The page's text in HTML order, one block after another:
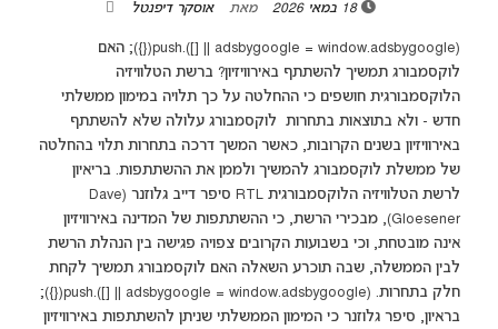
18 במאי 2026 מאת אוסקר דיפנטל
(adsbygoogle = window.adsbygoogle || []).push({}); האם
לוקסמבורג תמשיך להשתתף באירוויזיון? ברשת הטלוויזיה
הלוקסמבורגית חושפים כי ההחלטה על כך תלויה במימון ממשלתי
חדש - ולא בתוצאות בתחרות לוקסמבורג עלולה שלא להשתתף
באירוויזיון בשנים הקרובות, כאשר המשך דרכה בתחרות תלוי בהחלטה
של ממשלת לוקסמבורג להמשיך ולממן את ההשתתפות. בריאיון
לרשת הטלוויזיה הלוקסמבורגית RTL סיפר דייב גלוזנר (Dave
Gloesener), מבכירי הרשת, כי ההשתתפות של המדינה באירוויזיון
אינה מובטחת, וכי בשבועות הקרובים צפויה פגישה בין הנהלת הרשת
לבין הממשלה, שבה תוכרע השאלה האם לוקסמבורג תמשיך לקחת
חלק בתחרות. (adsbygoogle = window.adsbygoogle || []).push({});
בראיון, סיפר גלוזנר כי המימון הממשלתי שניתן להשתתפות באירוויזיון